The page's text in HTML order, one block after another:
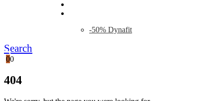
-50% Dynafit
Search
00
404